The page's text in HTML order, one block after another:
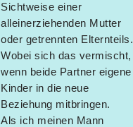
Sichtweise einer
alleinerziehenden Mutter
oder getrennten Elternteils.
Wobei sich das vermischt,
wenn beide Partner eigene
Kinder in die neue
Beziehung mitbringen.
Als ich meinen Mann